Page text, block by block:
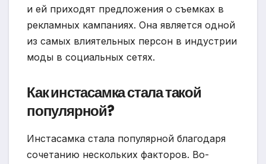
и ей приходят предложения о съемках в
рекламных кампаниях. Она является одной
из самых влиятельных персон в индустрии
моды в социальных сетях.
Как инстасамка стала такой
популярной?
Инстасамка стала популярной благодаря
сочетанию нескольких факторов. Во-